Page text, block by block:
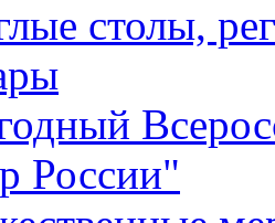
столы,
России"